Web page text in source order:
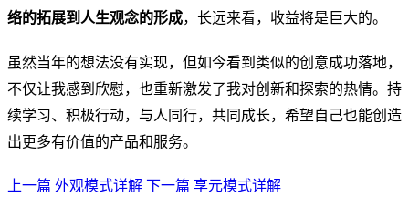
络的拓展到人生观念的形成，长远来看，收益将是巨大的。
虽然当年的想法没有实现，但如今看到类似的创意成功落地，
不仅让我感到欣慰，也重新激发了我对创新和探索的热情。持
续学习、积极行动，与人同行，共同成长，希望自己也能创造
出更多有价值的产品和服务。
上一篇 外观模式详解 下一篇 享元模式详解